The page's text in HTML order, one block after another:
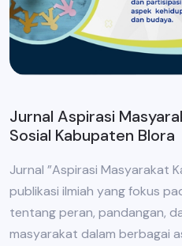
Jurnal Aspirasi
Sosial Kabupaten Blora
Jurnal ”Aspirasi Masyarakat
publikasi ilmiah yang fokus
tentang peran, pandangan,
masyarakat dalam berbagai